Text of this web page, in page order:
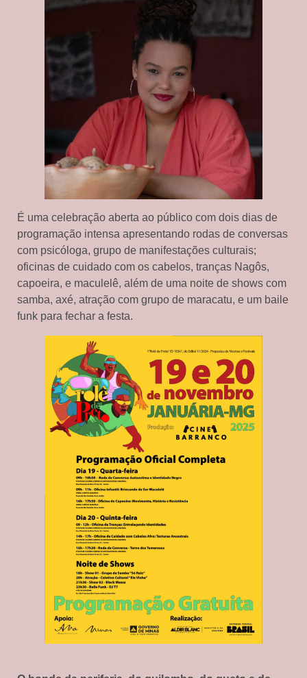
É uma celebração aberta ao público com dois dias de
programação intensa apresentando rodas de conversas
com psicóloga, grupo de manifestações culturais;
oficinas de cuidado com os cabelos, tranças Nagôs,
capoeira, e maculelê, além de uma noite de shows com
samba, axé, atração com grupo de maracatu, e um baile
funk para fechar a festa.